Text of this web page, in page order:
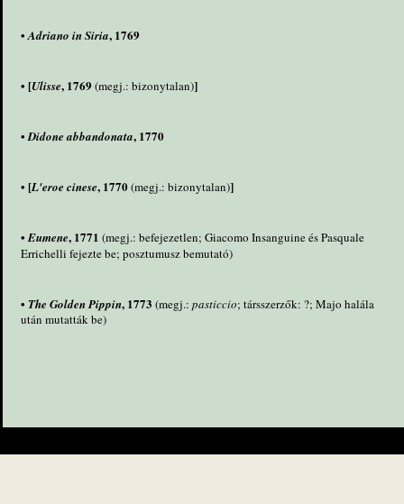
•Adriano in Siria, 1769
• [Ulisse, 1769 (megj.: bizonytalan)]
•Didone abbandonata, 1770
• [L'eroe cinese, 1770(megj.: bizonytalan)]
•Eumene, 1771 (megj.: befejezetlen; Giacomo Insanguine és Pasquale
Errichelli fejezte be; posztumusz bemutató)
• The Golden Pippin, 1773 (megj.: pasticcio; társszerzők: ?; Majo halála
után mutatták be)